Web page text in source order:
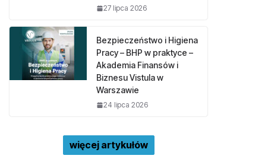
27 lipca 2026
Bezpieczeństwo i Higiena
Pracy – BHP w praktyce –
Akademia Finansów i
Biznesu Vistula w
Warszawie
24 lipca 2026
więcej artykułów